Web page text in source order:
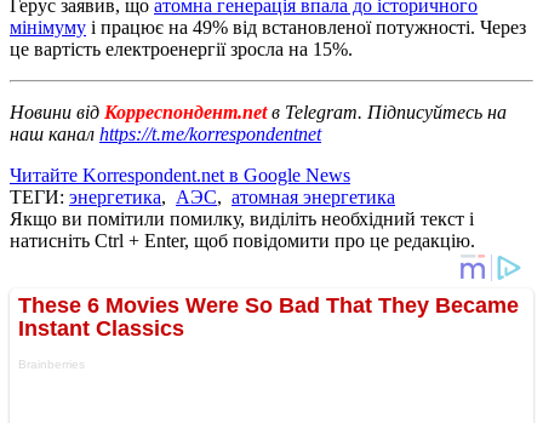
Герус заявив, що атомна генерація впала до історичного
мінімуму і працює на 49% від встановленої потужності. Через
це вартість електроенергії зросла на 15%.
Новини від Корреспондент.netв Telegram. Підписуйтесь на
наш канал https://t.me/korrespondentnet
Читайте Korrespondent.net в Google News
ТЕГИ: энергетика, АЭС, атомная энергетика
Якщо ви помітили помилку, виділіть необхідний текст і
натисніть Ctrl + Enter, щоб повідомити про це редакцію.